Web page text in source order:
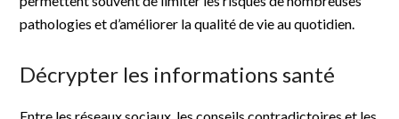
pathologies et d’améliorer la qualité de vie au quotidien.
Décrypter les informations santé
Entre les réseaux sociaux, les conseils contradictoires et les